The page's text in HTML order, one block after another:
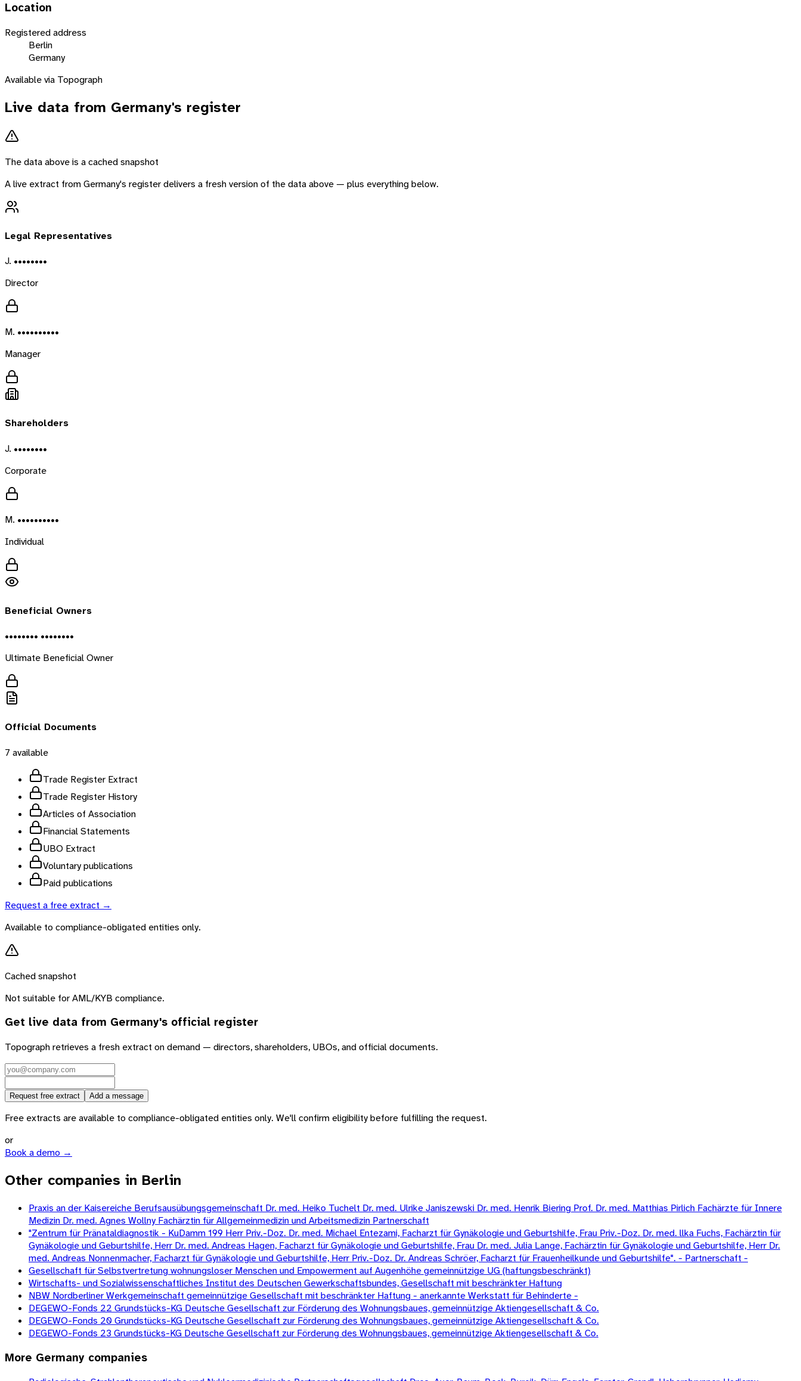
Location
Registered address
Berlin
Germany
Available via Topograph
Live data from Germany's register
The data above is a cached snapshot
A live extract fromGermany's register delivers a fresh version of the data above — plus everything below.
Legal Representatives
J. ••••••••
Director
M. ••••••••••
Manager
Shareholders
J. ••••••••
Corporate
M. ••••••••••
Individual
Beneficial Owners
•••••••• ••••••••
Ultimate Beneficial Owner
Official Documents
7 available
Trade Register Extract
Trade Register History
Articles of Association
Financial Statements
UBO Extract
Voluntary publications
Paid publications
Request a free extract →
Available to compliance-obligated entities only.
Cached snapshot
Not suitable for AML/KYB compliance.
Get live data from Germany's official register
Topograph retrieves a fresh extract on demand — directors, shareholders, UBOs, and official documents.
Request free extract Add a message
Free extracts are available to compliance-obligated entities only. We'll confirm eligibility before fulfilling the request.
or
Book a demo →
Other companies in Berlin
Praxis an der Kaisereiche Berufsausübungsgemeinschaft Dr. med. Heiko Tuchelt Dr. med. Ulrike Janiszewski Dr. med. Henrik Biering Prof. Dr. med. Matthias Pirlich Fachärzte für Innere
Medizin Dr. med. Agnes Wollny Fachärztin für Allgemeinmedizin und Arbeitsmedizin Partnerschaft
"Zentrum für Pränataldiagnostik - KuDamm 199 Herr Priv.-Doz. Dr. med. Michael Entezami, Facharzt für Gynäkologie und Geburtshilfe, Frau Priv.-Doz. Dr. med. llka Fuchs, Fachärztin für
Gynäkologie und Geburtshilfe, Herr Dr. med. Andreas Hagen, Facharzt für Gynäkologie und Geburtshilfe, Frau Dr. med. Julia Lange, Fachärztin für Gynäkologie und Geburtshilfe, Herr Dr.
med. Andreas Nonnenmacher, Facharzt für Gynäkologie und Geburtshilfe, Herr Priv.-Doz. Dr. Andreas Schröer, Facharzt für Frauenheilkunde und Geburtshilfe". - Partnerschaft -
Gesellschaft für Selbstvertretung wohnungsloser Menschen und Empowerment auf Augenhöhe gemeinnützige UG (haftungsbeschränkt)
Wirtschafts- und Sozialwissenschaftliches Institut des Deutschen Gewerkschaftsbundes, Gesellschaft mit beschränkter Haftung
NBW Nordberliner Werkgemeinschaft gemeinnützige Gesellschaft mit beschränkter Haftung - anerkannte Werkstatt für Behinderte -
DEGEWO-Fonds 22 Grundstücks-KG Deutsche Gesellschaft zur Förderung des Wohnungsbaues, gemeinnützige Aktiengesellschaft & Co.
DEGEWO-Fonds 20 Grundstücks-KG Deutsche Gesellschaft zur Förderung des Wohnungsbaues, gemeinnützige Aktiengesellschaft & Co.
DEGEWO-Fonds 23 Grundstücks-KG Deutsche Gesellschaft zur Förderung des Wohnungsbaues, gemeinnützige Aktiengesellschaft & Co.
More Germany companies